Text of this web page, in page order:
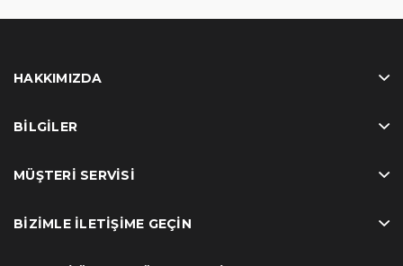
HAKKIMIZDA
BILGILER
MÜŞTERI SERVISI
BIZIMLE İLETIŞIME GEÇIN